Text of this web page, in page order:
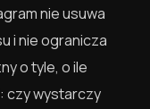
nie usuwa
i nie ogranicza
o tyle, o ile
czy wystarczy